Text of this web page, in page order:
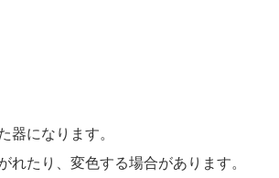
器になります。
たり、変色する場合があります。